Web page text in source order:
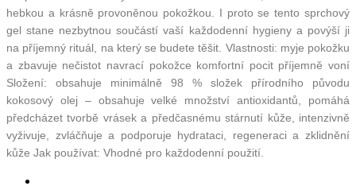
hebkou a krásně provoněnou pokožkou. I proto se tento sprchový
gel stane nezbytnou součástí vaší každodenní hygieny a povýší ji
na příjemný rituál, na který se budete těšit. Vlastnosti: myje pokožku
a zbavuje nečistot navrací pokožce komfortní pocit příjemně voní
Složení: obsahuje minimálně 98 % složek přírodního původu
kokosový olej – obsahuje velké množství antioxidantů, pomáhá
předcházet tvorbě vrásek a předčasnému stárnutí kůže, intenzivně
vyživuje, zvláčňuje a podporuje hydrataci, regeneraci a zklidnění
kůže Jak používat: Vhodné pro každodenní použití.